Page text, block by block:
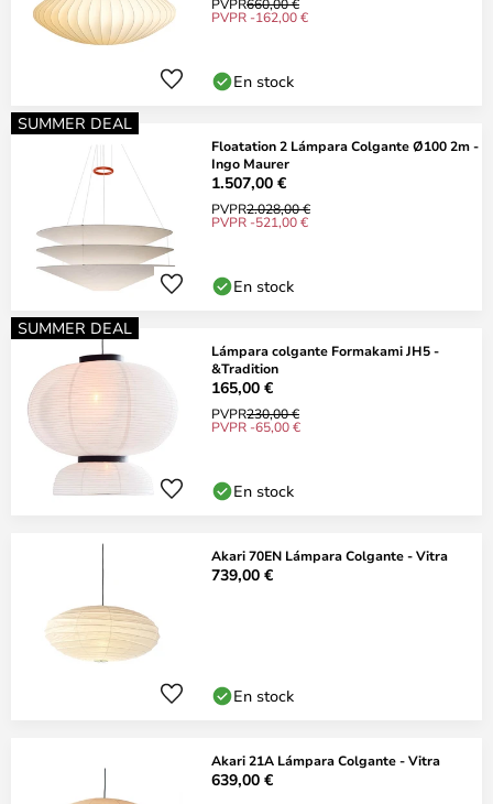
PVPR -162,00 €
En stock
SUMMER DEAL
Floatation 2 Lámpara Colgante Ø100 2m -
Ingo Maurer
1.507,00 €
PVPR2.028,00 €
PVPR -521,00 €
En stock
SUMMER DEAL
Lámpara colgante Formakami JH5 -
&Tradition
165,00 €
PVPR230,00 €
PVPR -65,00 €
En stock
Akari 70EN Lámpara Colgante - Vitra
739,00 €
En stock
Akari 21A Lámpara Colgante - Vitra
639,00 €